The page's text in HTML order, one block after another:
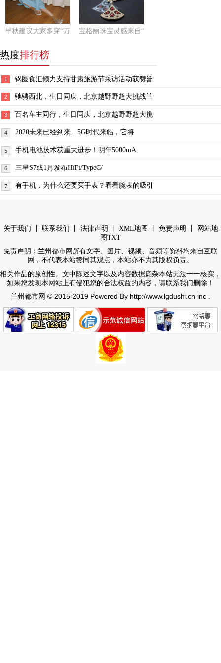
早秋建议大家多穿“万 宝格丽珠宝灵感来自“
热度排行榜
1 锅圈食汇倾力支持甘肃旅游节采访活动获赞誉
2 驰骋西北，生日同庆，北京越野野超大挑战兰
3 百名车主同行，生日同庆，北京越野野超大挑
4 2020未来已经到来，5G时代来临，它将
5 手机电池技术获重大进步！明年5000mA
6 三星S7或1月发布HiFi/TypeC/
7 有手机，为什么还要买手表？看看腕表的吸引
关于我们 联系我们 法律声明 XML地图 免责声明
网站地
图 TXT
免责声明：兰州都市网所有文字、图片、视频、音频等资料均来自互联
网，不代表本站赞同其观点，本站亦不为其版权负责。
相关作品的原创性、文中陈述文字以及内容数据庞杂本站无法一一核实，
如果您发现本网站上有侵犯您的合法权益的内容，请联系我们删除！
兰州都市网 © 2015-2019 Powered By http://www.lgdushi.cn inc .